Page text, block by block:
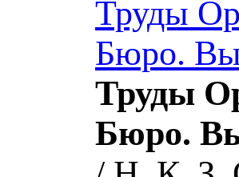
Труды
Бюро.
Труды
Бюро.